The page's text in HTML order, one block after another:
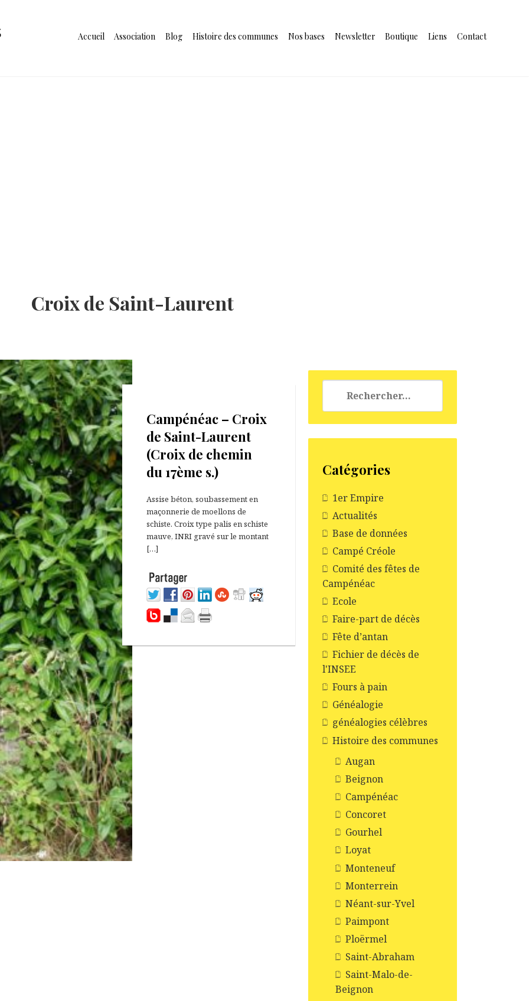
Accueil Association Blog Histoire des communes Nos bases Newsletter Boutique Liens Contact
Croix de Saint-Laurent
Campénéac – Croix
de Saint-Laurent
(Croix de chemin
du 17ème s.)
Assise béton, soubassement en
maçonnerie de moellons de
schiste. Croix type palis en schiste
mauve, INRI gravé sur le montant
[…]
Catégories
1er Empire
Actualités
Base de données
Campé Créole
Comité des fêtes de
Campénéac
Ecole
Faire-part de décès
Fête d’antan
Fichier de décès de
l'INSEE
Fours à pain
Généalogie
généalogies célèbres
Histoire des communes
Augan
Beignon
Campénéac
Concoret
Gourhel
Loyat
Monteneuf
Monterrein
Néant-sur-Yvel
Paimpont
Ploërmel
Saint-Abraham
Saint-Malo-de-
Beignon